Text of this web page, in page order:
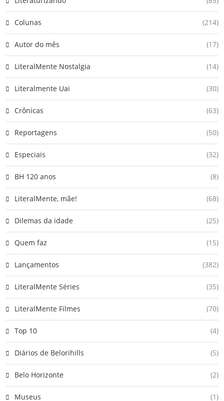
Colunas (214)
Autor do mês (17)
LiteralMente Nostalgia (14)
Literalmente Uai (30)
Crônicas (63)
Reportagens (50)
Especiais (32)
BH 120 anos (8)
LiteralMente, mãe! (68)
Dilemas da idade (25)
Quem faz (15)
Lançamentos (382)
LiteralMente Séries (35)
LiteralMente Filmes (70)
Top 10 (4)
Diários de Belorihills (5)
Belo Horizonte (2)
Museus (1)